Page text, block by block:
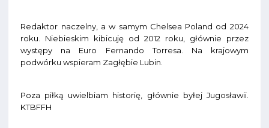
Redaktor naczelny, a w samym Chelsea Poland od 2024
roku. Niebieskim kibicuję od 2012 roku, głównie przez
występy na Euro Fernando Torresa. Na krajowym
podwórku wspieram Zagłębie Lubin.
Poza piłką uwielbiam historię, głównie byłej Jugosławii.
KTBFFH